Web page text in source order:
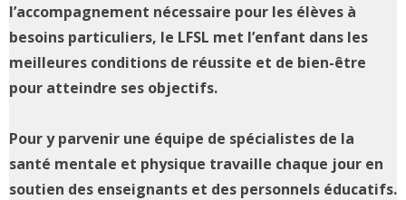
l’accompagnement nécessaire pour les élèves à
besoins particuliers, le LFSL met l’enfant dans les
meilleures conditions de réussite et de bien-être
pour atteindre ses objectifs.
Pour y parvenir une équipe de spécialistes de la
santé mentale et physique travaille chaque jour en
soutien des enseignants et des personnels éducatifs.